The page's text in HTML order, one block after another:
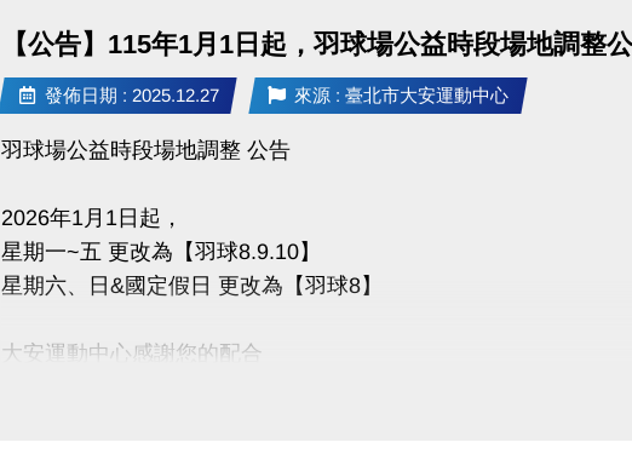
【公告】115年1月1日起，羽球場公益時段場地調整公
發佈日期 : 2025.12.27 來源 : 臺北市大安運動中心
羽球場公益時段場地調整 公告
2026年1月1日起，
星期一~五 更改為【羽球8.9.10】
星期六、日&國定假日 更改為【羽球8】
大安運動中心感謝您的配合